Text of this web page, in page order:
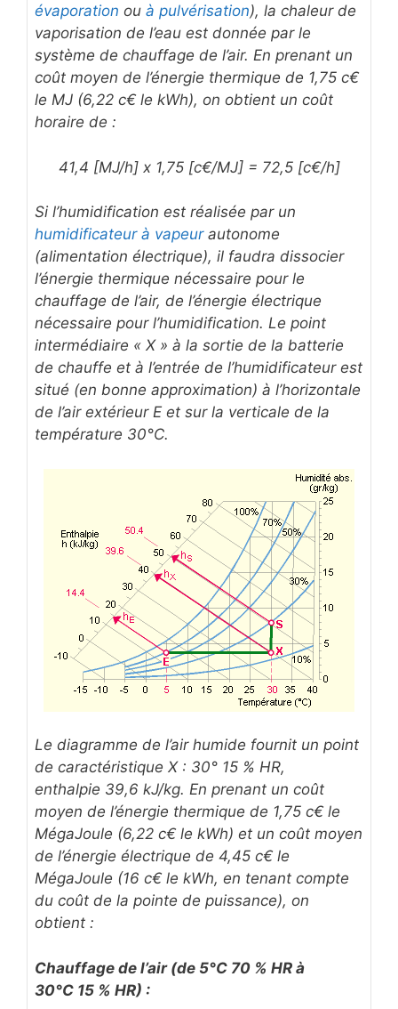
évaporation ou à pulvérisation), la chaleur de
vaporisation de l’eau est donnée par le
système de chauffage de l’air. En prenant un
coût moyen de l’énergie thermique de 1,75 c€
le MJ (6,22 c€ le kWh), on obtient un coût
horaire de :
41,4 [MJ/h] x 1,75 [c€/MJ] = 72,5 [c€/h]
Si l’humidification est réalisée par un
humidificateur à vapeurautonome
(alimentation électrique), il faudra dissocier
l’énergie thermique nécessaire pour le
chauffage de l’air, de l’énergie électrique
nécessaire pour l’humidification. Le point
intermédiaire « X » à la sortie de la batterie
de chauffe et à l’entrée de l’humidificateur est
situé (en bonne approximation) à l’horizontale
de l’air extérieur E et sur la verticale de la
température 30°C.
Le diagramme de l’air humide fournit un point
de caractéristique X : 30° 15 % HR,
enthalpie 39,6 kJ/kg. En prenant un coût
moyen de l’énergie thermique de 1,75 c€ le
MégaJoule (6,22 c€ le kWh) et un coût moyen
de l’énergie électrique de 4,45 c€ le
MégaJoule (16 c€ le kWh, en tenant compte
du coût de la pointe de puissance), on
obtient :
Chauffage de l’air (de 5°C 70 % HR à
30°C 15 % HR) :